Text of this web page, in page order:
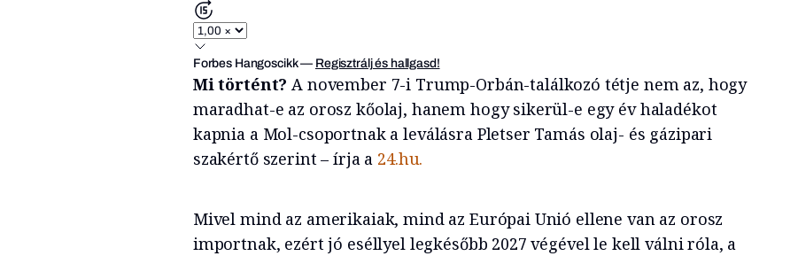
Forbes Hangoscikk— Regisztrálj és hallgasd!
Mi történt? A november 7-i Trump-Orbán-találkozó tétje nem az, hogy
maradhat-e az orosz kőolaj, hanem hogy sikerül-e egy év haladékot
kapnia a Mol-csoportnak a leválásra Pletser Tamás olaj- és gázipari
szakértő szerint – írja a 24.hu.
Mivel mind az amerikaiak, mind az Európai Unió ellene van az orosz
importnak, ezért jó eséllyel legkésőbb 2027 végével le kell válni róla, a